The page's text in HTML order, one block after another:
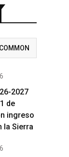
COMMON
2027
de
ingreso
la Sierra